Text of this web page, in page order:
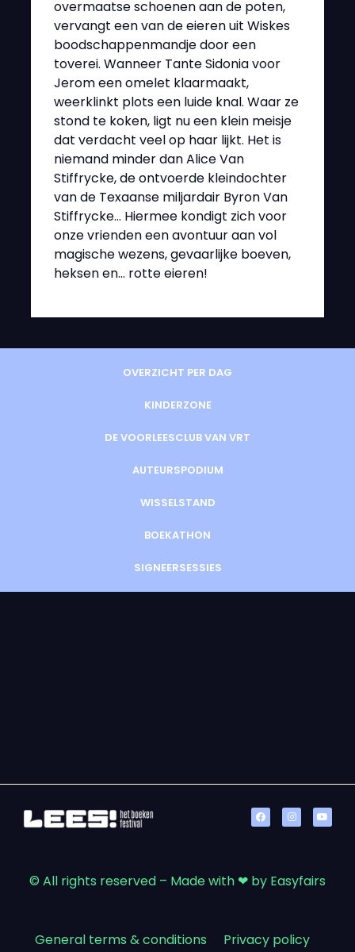
OVERZICHT PER DAG
KINDERZONE
DE VOORLEESCLUB VAN VRT
AUTEURSPODIUM
WISSELSTAND
BOEKATHON
SIGNEERSESSIES
overmaatse schoenen aan de poten,
vervangt een van de eieren uit Wiskes
boodschappenmandje door een
toverei. Wanneer Tante Sidonia voor
Jerom een omelet klaarmaakt,
weerklinkt plots een luide knal. Waar ze
stond te koken, ligt nu een klein meisje
dat verdacht veel op haar lijkt. Het is
niemand minder dan Alice Van
Stiffrycke, de ontvoerde kleindochter
van de Texaanse miljardair Byron Van
Stiffrycke… Hiermee kondigt zich voor
onze vrienden een avontuur aan vol
magische wezens, gevaarlijke boeven,
heksen en… rotte eieren!
© All rights reserved – Made with ❤ by Easyfairs
General terms & conditions Privacy policy